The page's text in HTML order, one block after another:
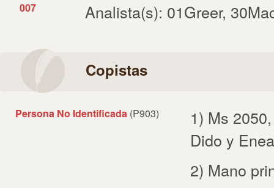
007 Analista(s): 01Greer,
Copistas
Persona No Identificada (P903)
1) Ms
Dido y
2) Mano